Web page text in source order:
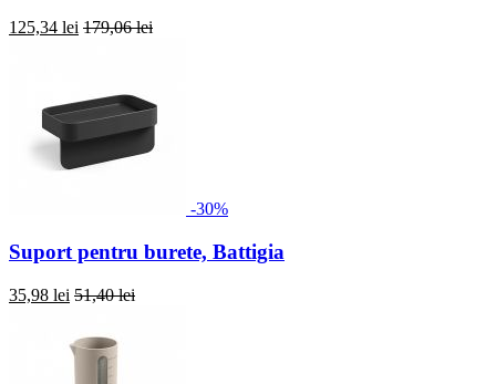
125,34 lei 179,06 lei
-30%
Suport pentru burete, Battigia
35,98 lei 51,40 lei